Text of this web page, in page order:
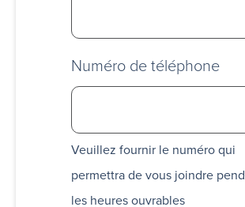
Numéro de téléphone
Veuillez fournir le numéro qui
permettra de vous joindre
les heures ouvrables